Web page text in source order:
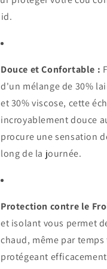
Douce et Confortable :
d'un mélange de 30%
et 30% viscose, cette
incroyablement douce
procure une sensation
long de la journée.
Protection contre le
et isolant vous permet
chaud, même par
protégeant